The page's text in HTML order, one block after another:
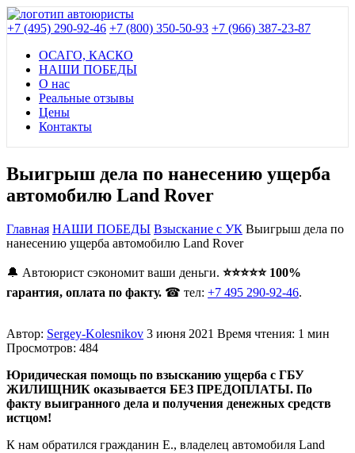
+7 (495) 290-92-46 +7 (800) 350-50-93 +7 (966) 387-23-87
ОСАГО, КАСКО
НАШИ ПОБЕДЫ
О нас
Реальные отзывы
Цены
Контакты
Выигрыш дела по нанесению ущерба
автомобилю Land Rover
Главная НАШИ ПОБЕДЫ Взыскание с УК Выигрыш дела по
нанесению ущерба автомобилю Land Rover
🔔 Автоюрист сэкономит ваши деньги. ⭐⭐⭐⭐⭐ 100%
гарантия, оплата по факту. ☎ тел: +7 495 290-92-46.
Автор: Sergey-Kolesnikov 3 июня 2021 Время чтения: 1 мин
Просмотров: 484
Юридическая помощь по взысканию ущерба с ГБУ
ЖИЛИЩНИК оказывается БЕЗ ПРЕДОПЛАТЫ. По
факту выигранного дела и получения денежных средств
истцом!
К нам обратился гражданин Е., владелец автомобиля Land